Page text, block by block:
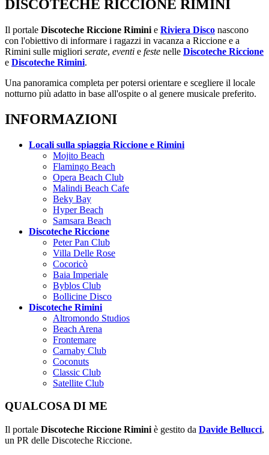
DISCOTECHE RICCIONE RIMINI
Il portale Discoteche Riccione Rimini e Riviera Disco nascono
con l'obiettivo di informare i ragazzi in vacanza a Riccione e a
Rimini sulle migliori serate, eventi e feste nelle Discoteche Riccione
e Discoteche Rimini.
Una panoramica completa per potersi orientare e scegliere il locale
notturno più adatto in base all'ospite o al genere musicale preferito.
INFORMAZIONI
Locali sulla spiaggia Riccione e Rimini
Mojito Beach
Flamingo Beach
Opera Beach Club
Malindi Beach Cafe
Beky Bay
Hyper Beach
Samsara Beach
Discoteche Riccione
Peter Pan Club
Villa Delle Rose
Cocoricò
Baia Imperiale
Byblos Club
Bollicine Disco
Discoteche Rimini
Altromondo Studios
Beach Arena
Frontemare
Carnaby Club
Coconuts
Classic Club
Satellite Club
QUALCOSA DI ME
Il portale Discoteche Riccione Rimini è gestito da Davide Bellucci,
un PR delle Discoteche Riccione.